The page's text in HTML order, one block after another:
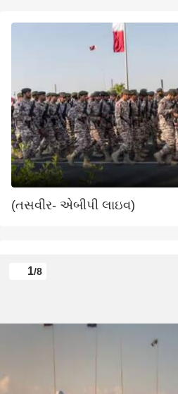
(તસવીર- એબીપી લાઇવ)
1/8